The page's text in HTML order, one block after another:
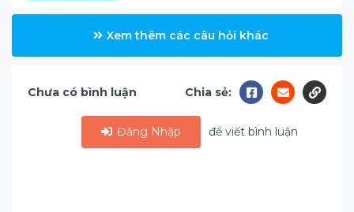
Xem thêm các câu hỏi khác
Chưa có bình luận Chia sẻ:
Đăng Nhập để viết bình luận